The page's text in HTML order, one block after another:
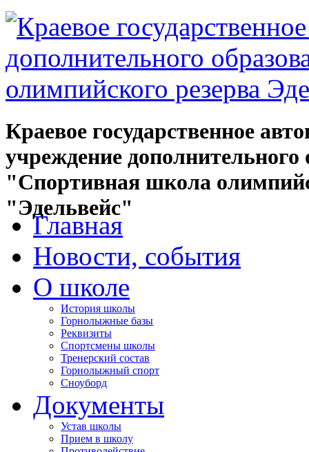
Краевое государственное
учреждение дополнительного
"Спортивная школа
"Эдельвейс"
Главная
Новости, события
О школе
История школы
Горнолыжные базы
Реквизиты
Спортсмены школы
Тренерский состав
Горнолыжный спорт
Сноуборд
Документы
Устав школы
Прием в школу